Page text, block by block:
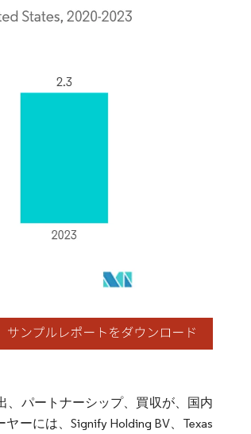
、パートナーシップ、買収が、国内
ーには、Signify Holding BV、Texas